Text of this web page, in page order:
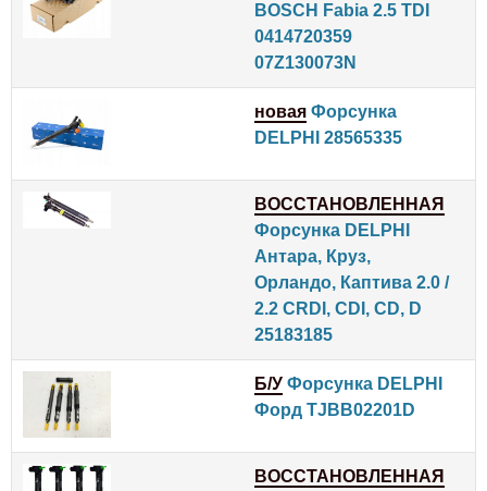
BOSCH Fabia 2.5 TDI
0414720359
07Z130073N
новая Форсунка
DELPHI 28565335
ВОССТАНОВЛЕННАЯ
Форсунка DELPHI
Антара, Круз,
Орландо, Каптива 2.0 /
2.2 CRDI, CDI, CD, D
25183185
Б/У Форсунка DELPHI
Форд TJBB02201D
ВОССТАНОВЛЕННАЯ